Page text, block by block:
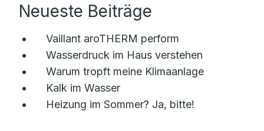
Neueste Beiträge
Vaillant aroTHERM perform
Wasserdruck im Haus verstehen
Warum tropft meine Klimaanlage
Kalk im Wasser
Heizung im Sommer? Ja, bitte!